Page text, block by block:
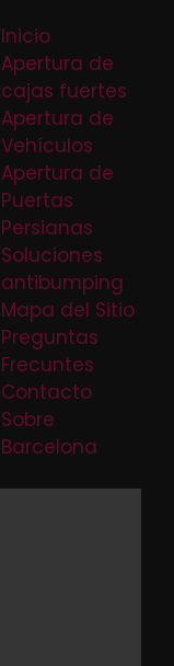
Inicio
Apertura de
cajas fuertes
Apertura de
Vehículos
Apertura de
Puertas
Persianas
Soluciones
antibumping
Mapa del Sitio
Preguntas
Frecuntes
Contacto
Sobre
Barcelona